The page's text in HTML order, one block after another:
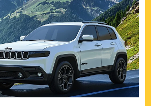
Inloggen met eLink